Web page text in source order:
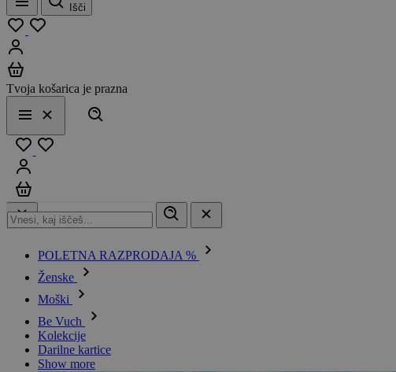
Meni
Išči
Tvoja košarica je prazna
Meni
Zapri
POLETNA RAZPRODAJA %
Ženske
Moški
Be Vuch
Kolekcije
Darilne kartice
Show more